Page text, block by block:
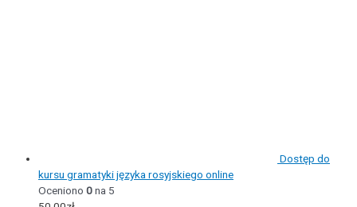
Dostęp do
kursu gramatyki języka rosyjskiego online
Oceniono 0na 5